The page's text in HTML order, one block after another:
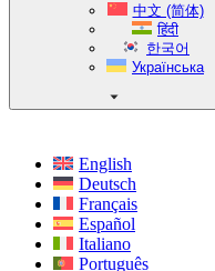
中文 (简体)
हिंदी
한국어
Українська
English
Deutsch
Français
Español
Italiano
Português